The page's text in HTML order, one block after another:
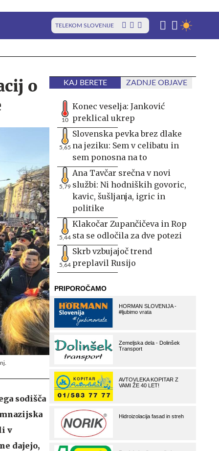
TELEKOM SLOVENIJE
o
sodišča
v
dajejo,
KAJ BERETE ZADNJE OBJAVE
10
Konec veselja: Janković
preklical ukrep
5,65
Slovenska pevka brez dlake
na jeziku: Sem v celibatu in
sem ponosna na to
5,79
Ana Tavčar srečna v novi
službi: Ni hodniških govoric,
kavic, šušljanja, igric in
politike
5,44
Klakočar Zupančičeva in Rop
sta se odločila za dve potezi
5,64
Skrb vzbujajoč trend
preplavil Rusijo